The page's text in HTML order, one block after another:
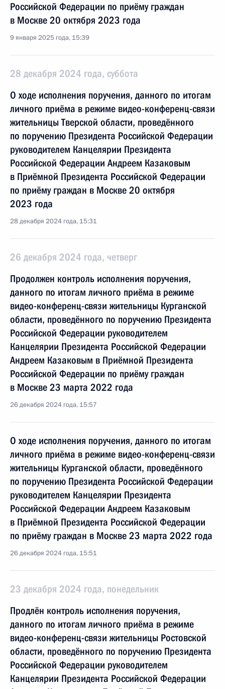
Российской Федерации по приёму граждан
в Москве 20 октября 2023 года
9 января 2025 года, 15:39
28 декабря 2024 года, суббота
О ходе исполнения поручения, данного по итогам
личного приёма в режиме видео-конференц-связи
жительницы Тверской области, проведённого
по поручению Президента Российской Федерации
руководителем Канцелярии Президента
Российской Федерации Андреем Казаковым
в Приёмной Президента Российской Федерации
по приёму граждан в Москве 20 октября
2023 года
28 декабря 2024 года, 15:31
26 декабря 2024 года, четверг
Продолжен контроль исполнения поручения,
данного по итогам личного приёма в режиме
видео-конференц-связи жительницы Курганской
области, проведённого по поручению Президента
Российской Федерации руководителем
Канцелярии Президента Российской Федерации
Андреем Казаковым в Приёмной Президента
Российской Федерации по приёму граждан
в Москве 23 марта 2022 года
26 декабря 2024 года, 15:57
О ходе исполнения поручения, данного по итогам
личного приёма в режиме видео-конференц-связи
жительницы Курганской области, проведённого
по поручению Президента Российской Федерации
руководителем Канцелярии Президента
Российской Федерации Андреем Казаковым
в Приёмной Президента Российской Федерации
по приёму граждан в Москве 23 марта 2022 года
26 декабря 2024 года, 15:51
23 декабря 2024 года, понедельник
Продлён контроль исполнения поручения,
данного по итогам личного приёма в режиме
видео-конференц-связи жительницы Ростовской
области, проведённого по поручению Президента
Российской Федерации руководителем
Канцелярии Президента Российской Федерации